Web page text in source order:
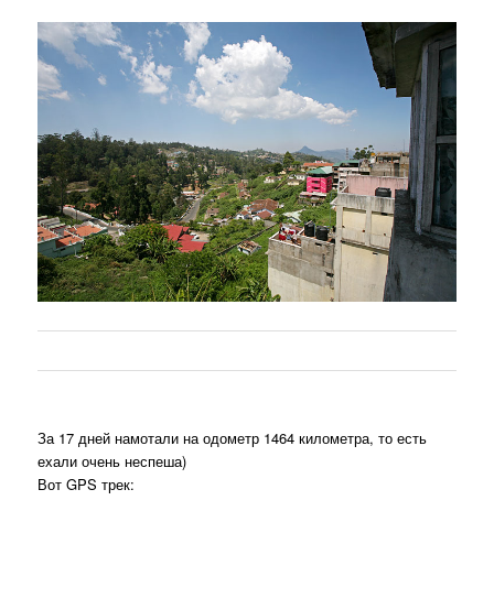
За 17 дней намотали на одометр 1464 километра, то есть
ехали очень неспеша)
Вот GPS трек: